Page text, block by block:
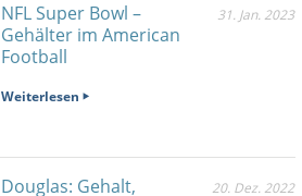
NFL Super Bowl –
Gehälter im American
Football
31. Jan. 2023
Weiterlesen
Douglas: Gehalt,
20. Dez. 2022